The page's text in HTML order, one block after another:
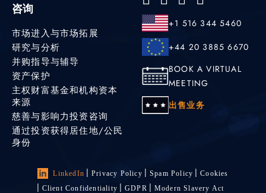
咨询
市场进入与市场拓展
研究与分析
并购指导与辅导
资产保护
主权财富基金和机构资本
来源
慈善与影响力投资咨询
通过投资获得居住地/公民
身份
+1 516 344 5460
+44 20 3885 6670
BOOK A VIRTUAL
MEETING
出售业务
LinkedIn Privacy Policy Spam Policy
Cookies
Client Confidentiality
GDPR
Modern Slavery Act